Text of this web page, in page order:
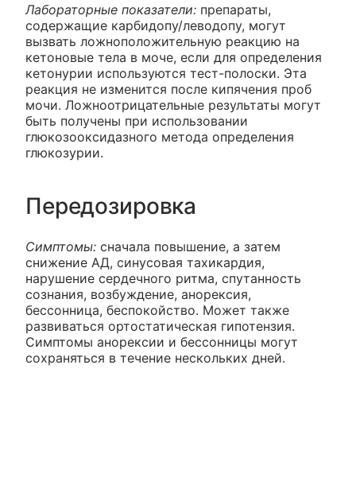
Лабораторные показатели: препараты,
содержащие карбидопу/леводопу, могут
вызвать ложноположительную реакцию на
кетоновые тела в моче, если для определения
кетонурии используются тест-полоски. Эта
реакция не изменится после кипячения проб
мочи. Ложноотрицательные результаты могут
быть получены при использовании
глюкозооксидазного метода определения
глюкозурии.
Передозировка
Симптомы: сначала повышение, а затем
снижение АД, синусовая тахикардия,
нарушение сердечного ритма, спутанность
сознания, возбуждение, анорексия,
бессонница, беспокойство. Может также
развиваться ортостатическая гипотензия.
Симптомы анорексии и бессонницы могут
сохраняться в течение нескольких дней.